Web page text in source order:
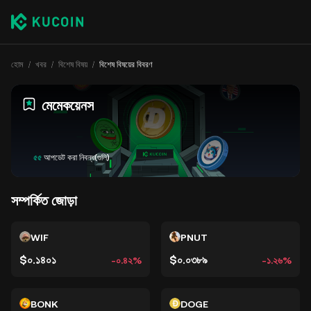
হোম খবর বিশেষ বিষয় বিশেষ বিষয়ের বিবরণ
মেমেকয়েনস
৫৫ আপডেট করা নিবন্ধ(গুলি)
সম্পর্কিত জোড়া
WIF
$০.১৪০১ -০.৪২%
PNUT
$০.০৩৮৯ -১.২৬%
BONK DOGE